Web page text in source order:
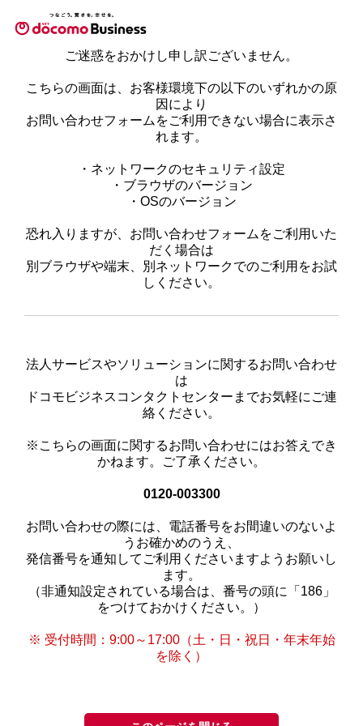
ご迷惑をおかけし申し訳ございません。
こちらの画面は、お客様環境下の以下のいずれかの原
因により
お問い合わせフォームをご利用できない場合に表示さ
れます。
・ネットワークのセキュリティ設定
・ブラウザのバージョン
・OSのバージョン
恐れ入りますが、お問い合わせフォームをご利用いた
だく場合は
別ブラウザや端末、別ネットワークでのご利用をお試
しください。
法人サービスやソリューションに関するお問い合わせ
は
ドコモビジネスコンタクトセンターまでお気軽にご連
絡ください。
※こちらの画面に関するお問い合わせにはお答えでき
かねます。ご了承ください。
0120-003300
お問い合わせの際には、電話番号をお間違いのないよ
うお確かめのうえ、
発信番号を通知してご利用くださいますようお願いし
ます。
（非通知設定されている場合は、番号の頭に「186」
をつけておかけください。）
※ 受付時間：9:00～17:00（土・日・祝日・年末年始
を除く）